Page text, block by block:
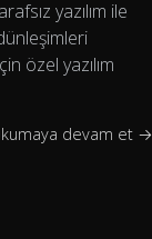
yazılım ile
özel yazılım
devam et →